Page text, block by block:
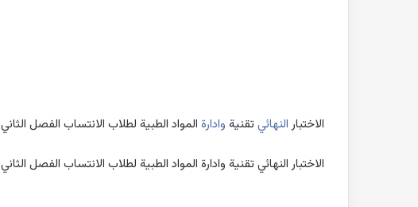
الاختبارالنهائي تقنية وادارة المواد الطبية لطلاب الانتساب الفصل الثاني
الاختبار النهائي تقنية وادارة المواد الطبية لطلاب الانتساب الفصل الثاني